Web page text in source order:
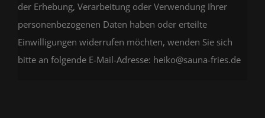
der Erhebung, Verarbeitung oder Verwendung Ihrer
personenbezogenen Daten haben oder erteilte
Einwilligungen widerrufen möchten, wenden Sie sich
bitte an folgende E-Mail-Adresse: heiko@sauna-fries.de